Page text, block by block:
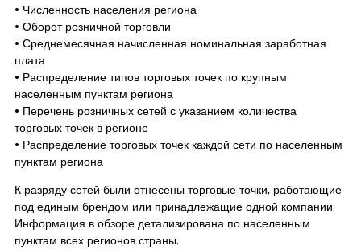
• Численность населения региона
• Оборот розничной торговли
• Среднемесячная начисленная номинальная заработная
плата
• Распределение типов торговых точек по крупным
населенным пунктам региона
• Перечень розничных сетей с указанием количества
торговых точек в регионе
• Распределение торговых точек каждой сети по населенным
пунктам региона
К разряду сетей были отнесены торговые точки, работающие
под единым брендом или принадлежащие одной компании.
Информация в обзоре детализирована по населенным
пунктам всех регионов страны.